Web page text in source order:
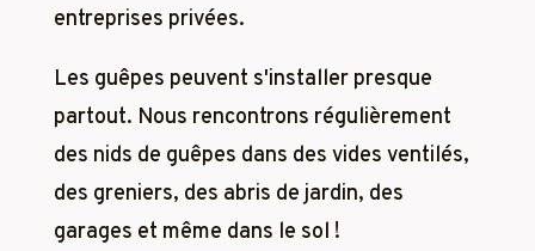
entreprises privées.
Les guêpes peuvent s'installer presque
partout. Nous rencontrons régulièrement
des nids de guêpes dans des vides ventilés,
des greniers, des abris de jardin, des
garages et même dans le sol !